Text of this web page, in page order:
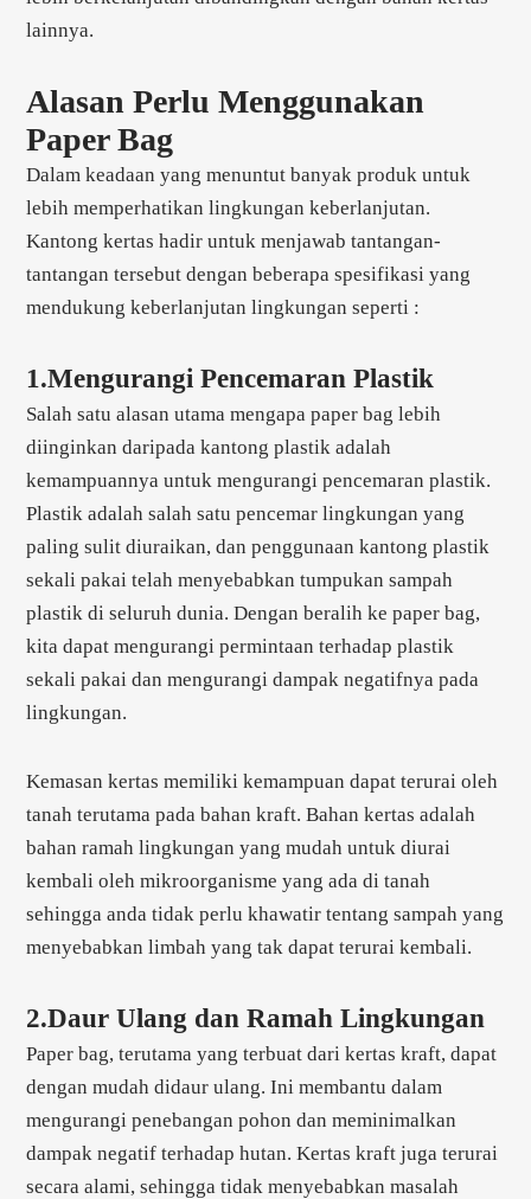
lainnya.
Alasan Perlu Menggunakan
Paper Bag
Dalam keadaan yang menuntut banyak produk untuk
lebih memperhatikan lingkungan keberlanjutan.
Kantong kertas hadir untuk menjawab tantangan-
tantangan tersebut dengan beberapa spesifikasi yang
mendukung keberlanjutan lingkungan seperti :
1.Mengurangi Pencemaran Plastik
Salah satu alasan utama mengapa paper bag lebih
diinginkan daripada kantong plastik adalah
kemampuannya untuk mengurangi pencemaran plastik.
Plastik adalah salah satu pencemar lingkungan yang
paling sulit diuraikan, dan penggunaan kantong plastik
sekali pakai telah menyebabkan tumpukan sampah
plastik di seluruh dunia. Dengan beralih ke paper bag,
kita dapat mengurangi permintaan terhadap plastik
sekali pakai dan mengurangi dampak negatifnya pada
lingkungan.
Kemasan kertas memiliki kemampuan dapat terurai oleh
tanah terutama pada bahan kraft. Bahan kertas adalah
bahan ramah lingkungan yang mudah untuk diurai
kembali oleh mikroorganisme yang ada di tanah
sehingga anda tidak perlu khawatir tentang sampah yang
menyebabkan limbah yang tak dapat terurai kembali.
2.Daur Ulang dan Ramah Lingkungan
Paper bag, terutama yang terbuat dari kertas kraft, dapat
dengan mudah didaur ulang. Ini membantu dalam
mengurangi penebangan pohon dan meminimalkan
dampak negatif terhadap hutan. Kertas kraft juga terurai
secara alami, sehingga tidak menyebabkan masalah